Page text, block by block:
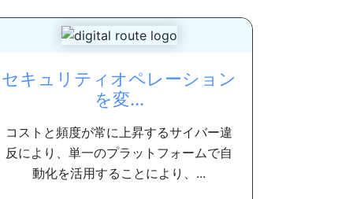
セキュリティオペレーション
を変...
コストと頻度が常に上昇するサイバー違
反により、単一のプラットフォームで自
動化を活用することにより、...